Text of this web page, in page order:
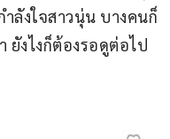
ลังใจสาวนุ่น บางคนก็
ยังไงก็ต้องรอดูต่อไป